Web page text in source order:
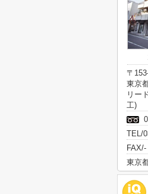
〒
東京
リー
工)
TEL/
FAX/-
東京